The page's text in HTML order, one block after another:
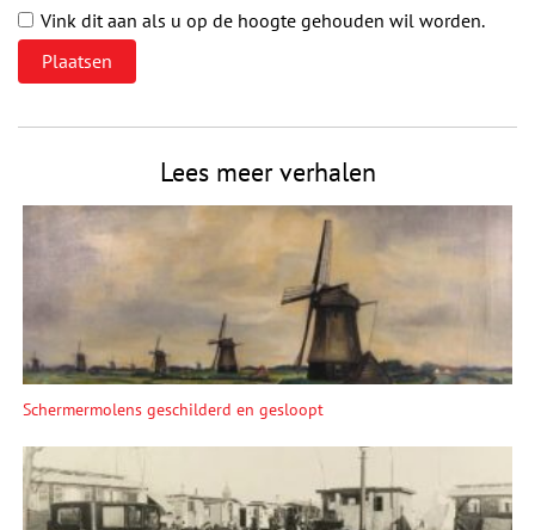
Vink dit aan als u op de hoogte gehouden wil worden.
Lees meer verhalen
Schermermolens geschilderd en gesloopt